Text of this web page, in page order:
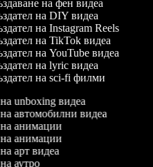
на фен видеа
на DIY видеа
на Instagram Reels
на TikTok видеа
на YouTube видеа
на lyric видеа
на sci-fi филми
на unboxing видеа
на автомобилни видеа
на анимации
на анимации
на арт видеа
аутро